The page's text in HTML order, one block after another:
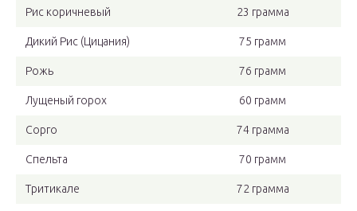
Рис коричневый 23 грамма
Дикий Рис (Цицания) 75 грамм
Рожь 76 грамм
Лущеный горох 60 грамм
Сорго 74 грамма
Спельта 70 грамм
Тритикале 72 грамма